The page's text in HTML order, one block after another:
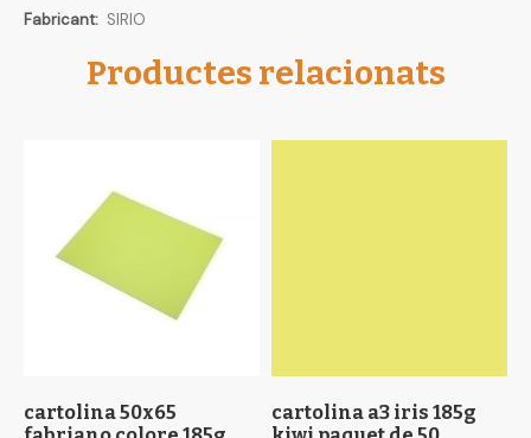
Més
SIRIO
Productes relacionats
cartolina 50x65
cartolina a3 iris 185g